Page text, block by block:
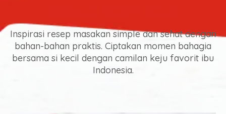
Inspirasi resep masakan simple dan sehat dengan
bahan-bahan praktis. Ciptakan momen bahagia
bersama si kecil dengan camilan keju favorit ibu
Indonesia.